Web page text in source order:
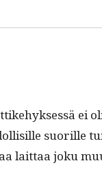
ei
suo­rille
lait­taa joku